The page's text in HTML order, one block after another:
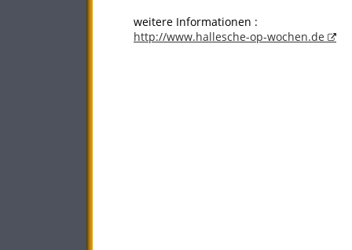
weitere Informationen :
http://www.hallesche-op-wochen.de